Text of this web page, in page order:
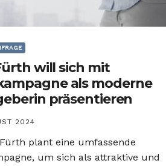
will sich mit
als moderne
präsentieren
2024
plant eine umfassende
um sich als attraktive und